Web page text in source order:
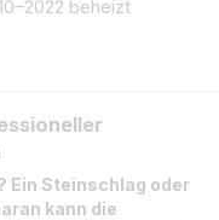
beheizt
Ein Steinschlag oder
kann die